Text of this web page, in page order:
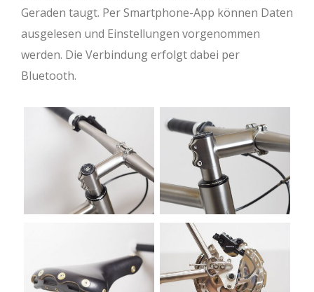
Geraden taugt. Per Smartphone-App können Daten
ausgelesen und Einstellungen vorgenommen
werden. Die Verbindung erfolgt dabei per
Bluetooth.